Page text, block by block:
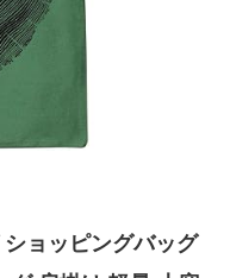
ョッピングバッグ